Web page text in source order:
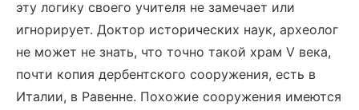
эту логику своего учителя не замечает или
игнорирует. Доктор исторических наук, археолог
не может не знать, что точно такой храм V века,
почти копия дербентского сооружения, есть в
Италии, в Равенне. Похожие сооружения имеются